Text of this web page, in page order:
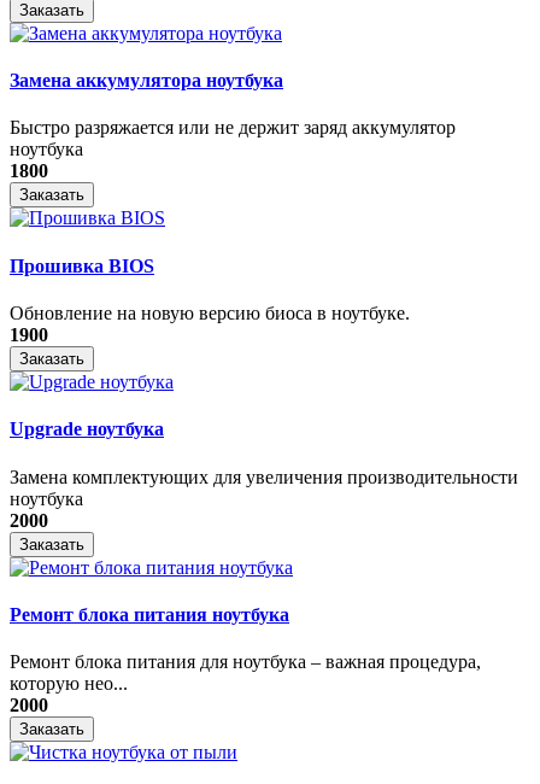
Заказать
Замена аккумулятора ноутбука
Быстро разряжается или не держит заряд аккумулятор
ноутбука
1800
Заказать
Прошивка BIOS
Обновление на новую версию биоса в ноутбуке.
1900
Заказать
Upgrade ноутбука
Замена комплектующих для увеличения производительности
ноутбука
2000
Заказать
Ремонт блока питания ноутбука
​Ремонт блока питания для ноутбука – важная процедура,
которую нео...
2000
Заказать